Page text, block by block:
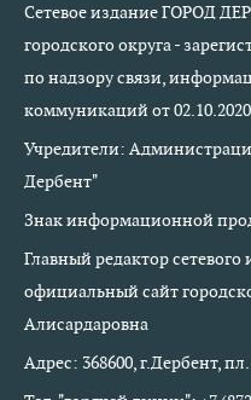
Сетевое издание ГОРОД
городского округа -
по надзору связи,
коммуникаций от
Учредители:
Дербент"
Знак информационной
Главный редактор
официальный сайт
Алисардаровна
Адрес: 368600, г.Дербент,